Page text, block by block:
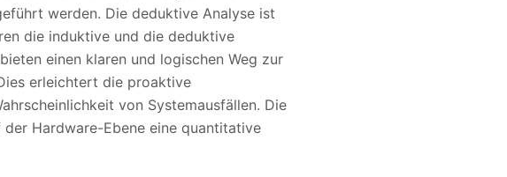
werden. Die deduktive Analyse ist
die induktive und die deduktive
einen klaren und logischen Weg zur
erleichtert die proaktive
von Systemausfällen. Die
Hardware-Ebene eine quantitative